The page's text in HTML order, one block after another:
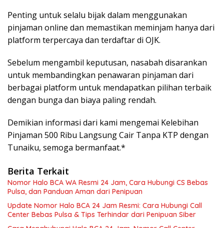
Penting untuk selalu bijak dalam menggunakan
pinjaman online dan memastikan meminjam hanya dari
platform terpercaya dan terdaftar di OJK.
Sebelum mengambil keputusan, nasabah disarankan
untuk membandingkan penawaran pinjaman dari
berbagai platform untuk mendapatkan pilihan terbaik
dengan bunga dan biaya paling rendah.
Demikian informasi dari kami mengemai Kelebihan
Pinjaman 500 Ribu Langsung Cair Tanpa KTP dengan
Tunaiku, semoga bermanfaat.*
Berita Terkait
Nomor Halo BCA WA Resmi 24 Jam, Cara Hubungi CS Bebas
Pulsa, dan Panduan Aman dari Penipuan
Update Nomor Halo BCA 24 Jam Resmi: Cara Hubungi Call
Center Bebas Pulsa & Tips Terhindar dari Penipuan Siber